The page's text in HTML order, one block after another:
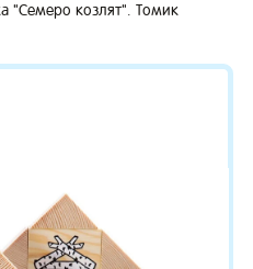
"Семеро козлят". Томик